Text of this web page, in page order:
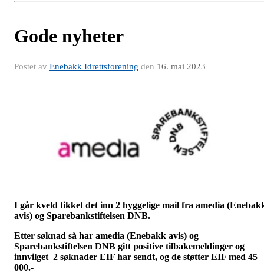
Gode nyheter
Postet av Enebakk Idrettsforening den 16. mai 2023
I går kveld tikket det inn 2 hyggelige mail fra amedia
avis) og Sparebankstiftelsen DNB.
Etter søknad så har amedia (Enebakk avis) og
Sparebankstiftelsen DNB gitt positive tilbakemeldinger og
innvilget 2 søknader EIF har sendt, og de støtter EIF med 45
000.-